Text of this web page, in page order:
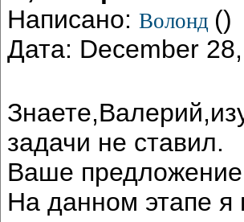
Написано: Волонд ()
Дата: December
задачи не ставил.
Ваше
На данном этапе я